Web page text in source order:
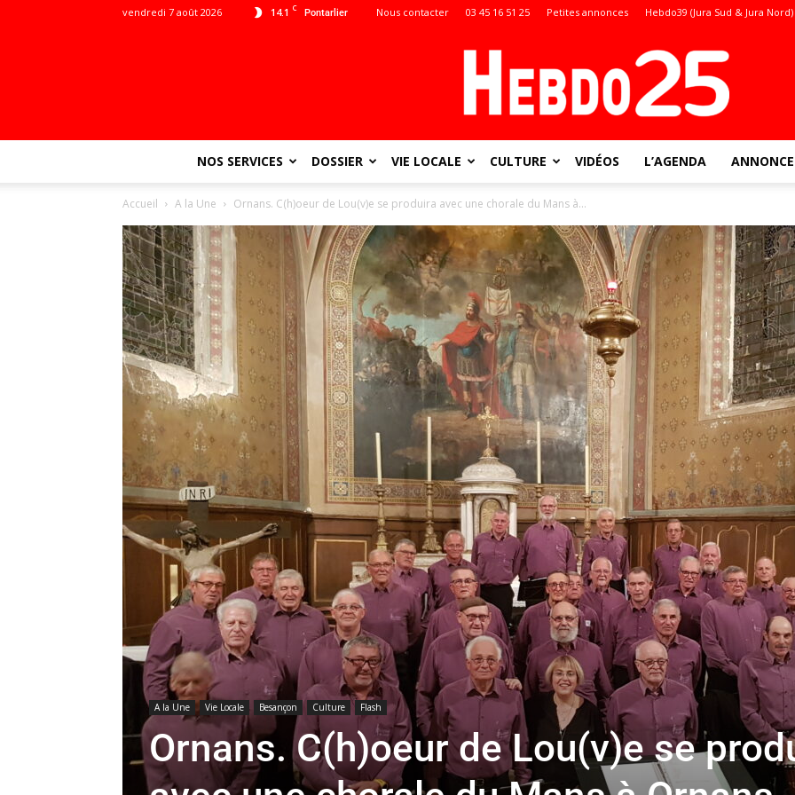
14.1 C Pontarlier
vendredi 7 août 2026 Nous contacter 03 45 16 51 25 Petites annonces Hebdo39 (Jura Sud & Jura Nord)
:
toute
l'info
locale
–
NOS SERVICES DOSSIER VIE LOCALE CULTURE VIDÉOS L’AGENDA
Accueil A la Une Ornans. C(h)oeur de Lou(v)e se produira avec une chorale du Mans à...
A la Une Vie Locale Besançon Culture Flash
Ornans. C(h)oeur de Lou(v)e se